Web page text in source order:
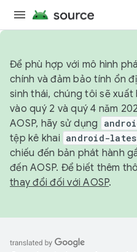
Để phù hợp với mô hình
chính và đảm bảo tính ổn
sinh thái, chúng tôi sẽ xuất
vào quý 2 và quý 4 năm
AOSP, hãy sử dụng
tệp kê khai android-
chiếu đến bản phát hành
đến AOSP. Để biết thêm
thay đổi đối với AOSP.